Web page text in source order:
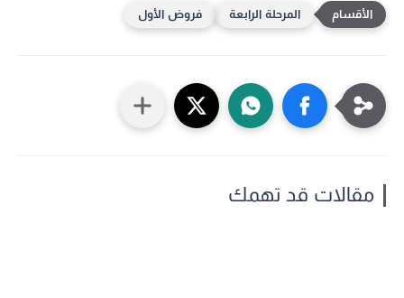
المرحلة الرابعة فروض الأول
مقالات قد تهمك